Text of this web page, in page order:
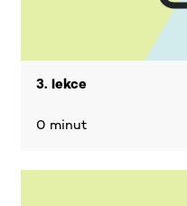
3. lekce
0 minut